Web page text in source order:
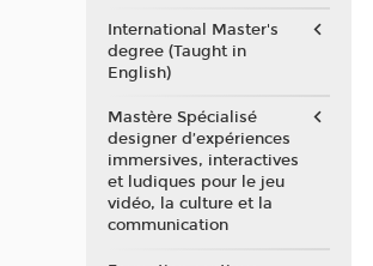
International Master's
degree (Taught in
English)
Mastère Spécialisé
designer d’expériences
immersives, interactives
et ludiques pour le jeu
vidéo, la culture et la
communication